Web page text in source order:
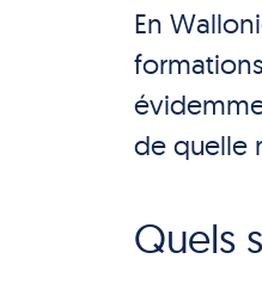
En
de quelle
Quels